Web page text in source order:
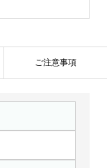
ご注意事項